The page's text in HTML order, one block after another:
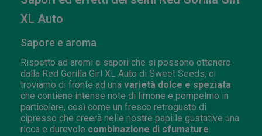
XL Auto
Sapore e aroma
Rispetto ad aromi e sapori che si possono ottenere
dalla Red Gorilla Girl XL Auto di Sweet Seeds, ci
troviamo di fronte ad una varietà dolce e speziata
che contiene intense note di limone e pompelmo in
particolare, così come un fresco retrogusto di
cipresso che creerà nelle nostre papille gustative una
ricca e durevole combinazione di sfumature